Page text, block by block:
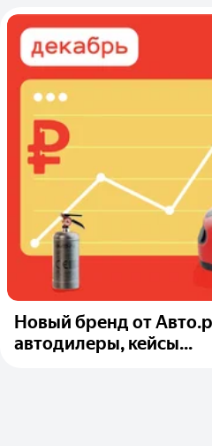
Новый бренд от
автодилеры, кейсы...